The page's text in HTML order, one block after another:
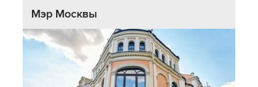
Мэр Москвы